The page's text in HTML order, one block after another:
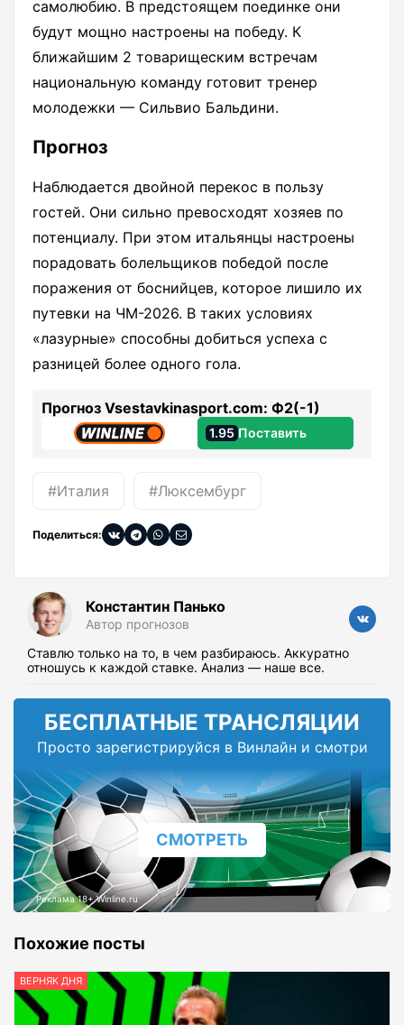
самолюбию. В предстоящем поединке они
будут мощно настроены на победу. К
ближайшим 2 товарищеским встречам
национальную команду готовит тренер
молодежки — Сильвио Бальдини.
Прогноз
Наблюдается двойной перекос в пользу
гостей. Они сильно превосходят хозяев по
потенциалу. При этом итальянцы настроены
порадовать болельщиков победой после
поражения от боснийцев, которое лишило их
путевки на ЧМ-2026. В таких условиях
«лазурные» способны добиться успеха с
разницей более одного гола.
Прогноз Vsestavkinasport.com: Ф2(-1)
1.95 Поставить
#Италия #Люксембург
Поделиться:
Константин Панько
Автор прогнозов
Ставлю только на то, в чем разбираюсь. Аккуратно
отношусь к каждой ставке. Анализ — наше все.
БЕСПЛАТНЫЕ ТРАНСЛЯЦИИ
Просто зарегистрируйся в Винлайн и смотри
СМОТРЕТЬ
Реклама 18+ Winline.ru
Похожие посты
ВЕРНЯК ДНЯ